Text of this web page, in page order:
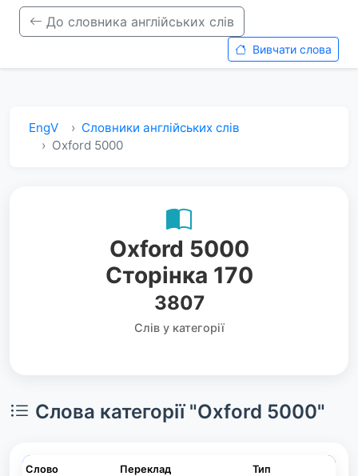
До словника англійських слів
Вивчати слова
EngV
Словники англійських слів
Oxford 5000
Oxford 5000
Сторінка 170
3807
Слів у категорії
Слова категорії "Oxford 5000"
Слово Переклад Тип